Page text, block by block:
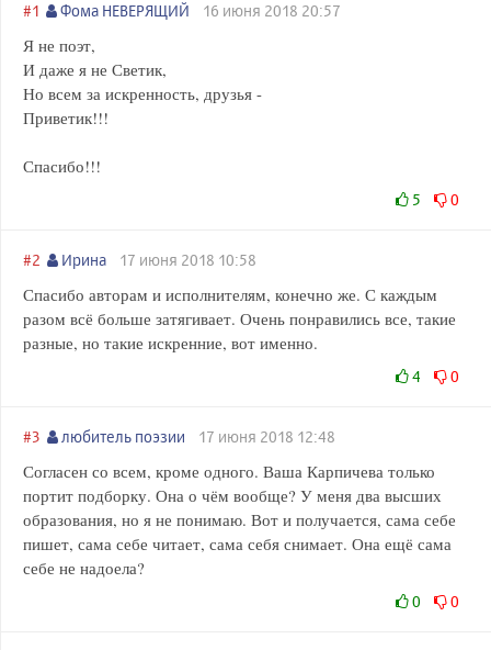
#1 Фома НЕВЕРЯЩИЙ 16 июня 2018 20:57
Я не поэт,
И даже я не Светик,
Но всем за искренность, друзья -
Приветик!!!
Спасибо!!!
5 0
#2 Ирина 17 июня 2018 10:58
Спасибо авторам и исполнителям, конечно же. С каждым
разом всё больше затягивает. Очень понравились все, такие
разные, но такие искренние, вот именно.
4 0
#3 любитель поэзии 17 июня 2018 12:48
Согласен со всем, кроме одного. Ваша Карпичева только
портит подборку. Она о чём вообще? У меня два высших
образования, но я не понимаю. Вот и получается, сама себе
пишет, сама себе читает, сама себя снимает. Она ещё сама
себе не надоела?
0 0